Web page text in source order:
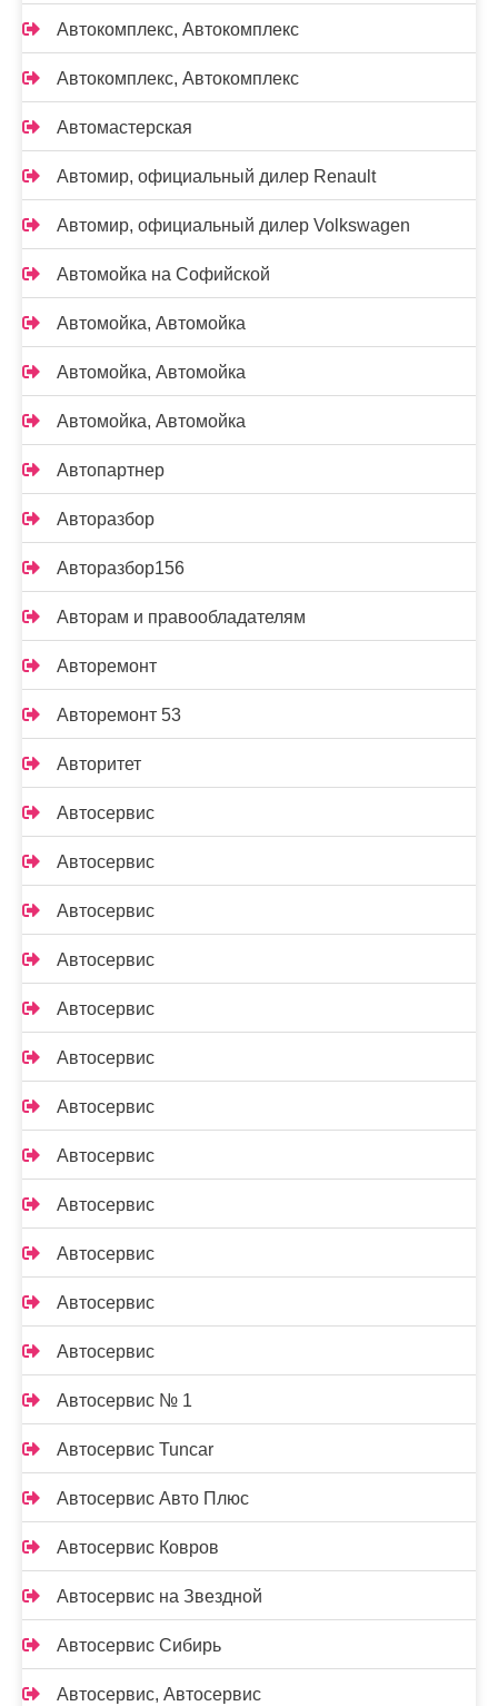
Автокомплекс, Автокомплекс
Автокомплекс, Автокомплекс
Автомастерская
Автомир, официальный дилер Renault
Автомир, официальный дилер Volkswagen
Автомойка на Софийской
Автомойка, Автомойка
Автомойка, Автомойка
Автомойка, Автомойка
Автопартнер
Авторазбор
Авторазбор156
Авторам и правообладателям
Авторемонт
Авторемонт 53
Авторитет
Автосервис
Автосервис
Автосервис
Автосервис
Автосервис
Автосервис
Автосервис
Автосервис
Автосервис
Автосервис
Автосервис
Автосервис
Автосервис № 1
Автосервис Tuncar
Автосервис Авто Плюс
Автосервис Ковров
Автосервис на Звездной
Автосервис Сибирь
Автосервис, Автосервис